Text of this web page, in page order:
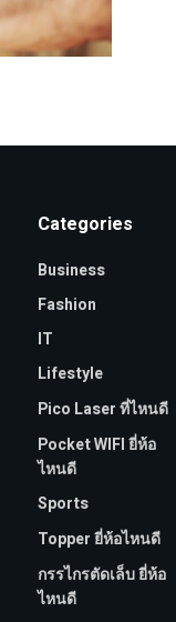
Categories
Business
Fashion
IT
Lifestyle
Pico Laser ที่ไหนดี
Pocket WIFI ยี่ห้อ
ไหนดี
Sports
Topper ยี่ห้อไหนดี
กรรไกรตัดเล็บ ยี่ห้อ
ไหนดี